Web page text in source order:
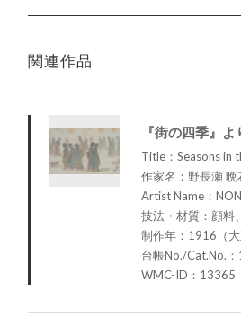
関連作品
『街の四季』よ
Title：Seasons in
作家名：野長瀬 晩
Artist Name：
技法・材質：顔料
制作年：1916（大
台帳No./Cat.No.
WMC-ID：13365